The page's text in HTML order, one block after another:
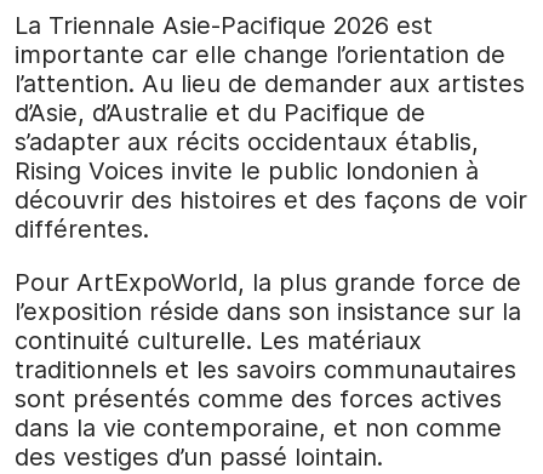
La Triennale Asie-Pacifique 2026 est
importante car elle change l’orientation de
l’attention. Au lieu de demander aux artistes
d’Asie, d’Australie et du Pacifique de
s’adapter aux récits occidentaux établis,
Rising Voices invite le public londonien à
découvrir des histoires et des façons de voir
différentes.
Pour ArtExpoWorld, la plus grande force de
l’exposition réside dans son insistance sur la
continuité culturelle. Les matériaux
traditionnels et les savoirs communautaires
sont présentés comme des forces actives
dans la vie contemporaine, et non comme
des vestiges d’un passé lointain.